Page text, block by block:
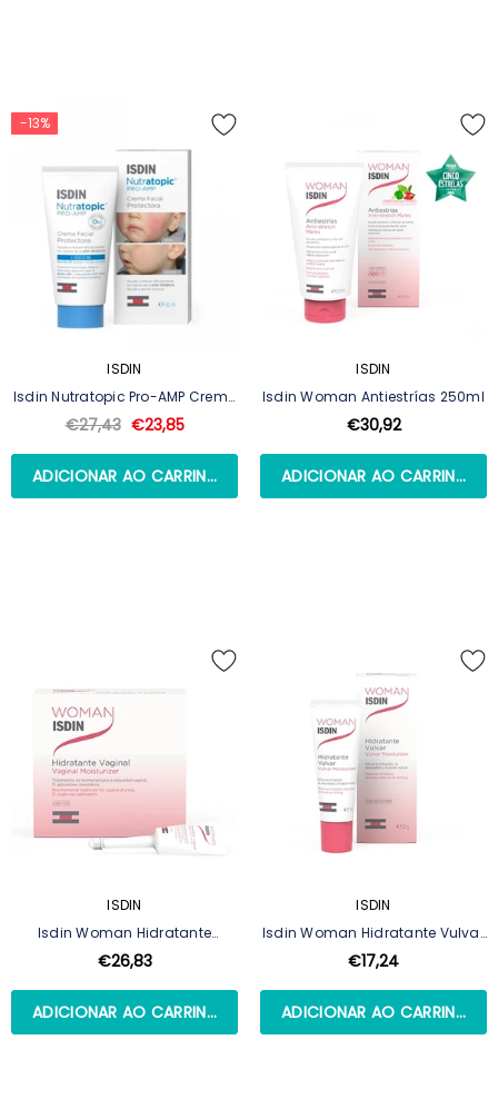
-13%
ISDIN
Isdin Nutratopic Pro-AMP Creme
Facial 50ml
€27,43 €23,85
ADICIONAR AO CARRINHO
ISDIN
Isdin Woman Antiestrías 250ml
€30,92
ADICIONAR AO CARRINHO
ISDIN
Isdin Woman Hidratante
Vaginal 12x6ml
€26,83
ADICIONAR AO CARRINHO
ISDIN
Isdin Woman Hidratante Vulvar
30gr
€17,24
ADICIONAR AO CARRINHO